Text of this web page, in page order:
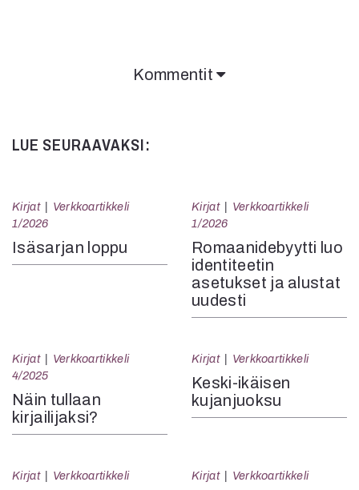
Kommentit
LUE SEURAAVAKSI:
Kirjat
Verkkoartikkeli
1/2026
Isäsarjan loppu
Kirjat
Verkkoartikkeli
1/2026
Romaanidebyytti luo
identiteetin
asetukset ja alustat
uudesti
Kirjat
Verkkoartikkeli
4/2025
Näin tullaan
kirjailijaksi?
Kirjat Verkkoartikkeli
Keski-ikäisen
kujanjuoksu
Kirjat Verkkoartikkeli Kirjat Verkkoartikkeli